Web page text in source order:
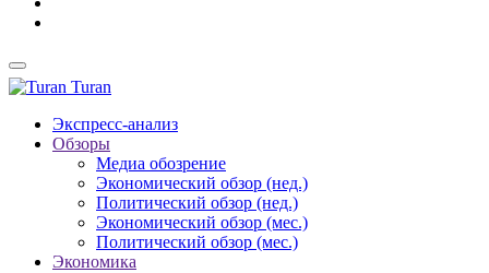
Turan
Экспресс-анализ
Обзоры
Медиа обозрение
Экономический обзор (нед.)
Политический обзор (нед.)
Экономический обзор (мес.)
Политический обзор (мес.)
Экономика